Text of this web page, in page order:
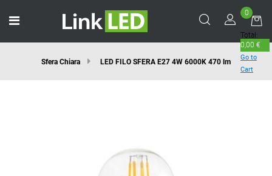
0
Total:
0,00 €
Go to
Cart
Sfera Chiara LED FILO SFERA E27 4W 6000K 470 lm